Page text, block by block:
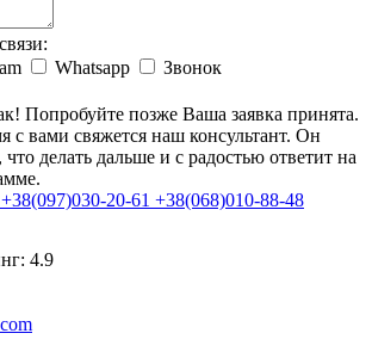
Whatsapp Звонок
Попробуйте позже Ваша заявка принята.
с вами свяжется наш консультант. Он
делать дальше и с радостью ответит на
+38(097)030-20-61 +38(068)010-88-48
4.9
com